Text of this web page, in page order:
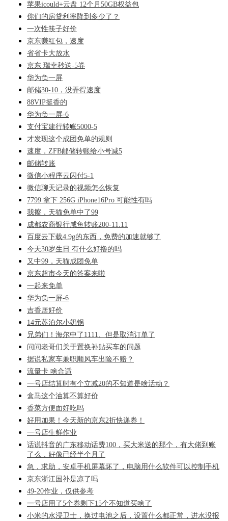
苹果icould+云盘 12个月50GB权益包
你们的房贷利率降到多少了？
一次性筷子好价
京东赚红包，速度
省省卡大放水
京东 瑞幸秒送-5券
华为负一屏
邮储30-10，没弄得速度
88VIP挺香的
华为负一屏-6
支付宝建行转账5000-5
才发现这个成团免单的规则
速度，ZFB邮储转账给小号减5
邮储转账
微信小程序云闪付5-1
微信聊天记录的视频怎么恢复
7799 拿下 256G iPhone16Pro 可能性有吗
我擦，天猫免单中了99
成都农商银行咸鱼转账200-11.11
百度云下载4.9g的东西，免费的加速就够了
今天30岁生日 有什么好撸的吗
又中99，天猫成团免单
京东超市今天的答案来啦
一起来免单
华为负一屏-6
吉香居好价
14元苏泊尔小奶锅
兄弟们！海尔中了1111、但是取消订单了
问问老哥们关于置换补贴买车的问题
据说私家车兼职顺风车出险不赔？
流量卡 啥合适
一号店结算时有个立减20的不知道是啥活动？
盒马这个油算不算好价
香菜方便面好吃吗
好用加果！今天新的京东2折快递券！
一号店生鲜作业
话说抖音的广东移动话费100，买大米送的那个，有大佬到账
了么，好像已经半个月了
急，求助，安卓手机屏幕坏了，电脑用什么软件可以控制手机
京东浙江国补是凉了吗
49-20作业，仅供参考
一号店用了5个券剩下15个不知道买啥了
小米的水浸卫士，换过电池之后，设置什么都正常，进水没报